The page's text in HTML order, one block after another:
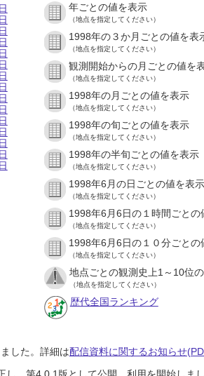
年ごとの値を表示
（地点を指定してください）
1998年の３か月ごとの値を表
（地点を指定してください）
観測開始からの月ごとの値を
（地点を指定してください）
1998年の月ごとの値を表示
（地点を指定してください）
1998年の旬ごとの値を表示
（地点を指定してください）
1998年の半旬ごとの値を表示
（地点を指定してください）
1998年6月の日ごとの値を表示
（地点を指定してください）
1998年6月6日の１時間ごとの
（地点を指定してください）
1998年6月6日の１０分ごとの
（地点を指定してください）
地点ごとの観測史上1～10位
（地点を指定してください）
歴代全国ランキング
した。詳細は配信資料に関するお知らせ
、第4.0.1版として公開、利用を開始しま